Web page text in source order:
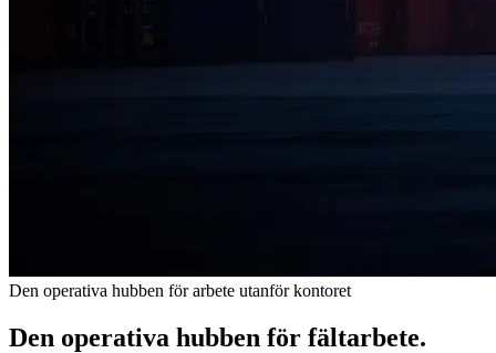
Den operativa hubben för arbete utanför kontoret
Den operativa hubben för fältarbete.